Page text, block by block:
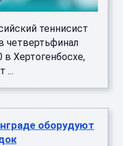
теннисист
в Хертогенбосхе,
...
оборудуют